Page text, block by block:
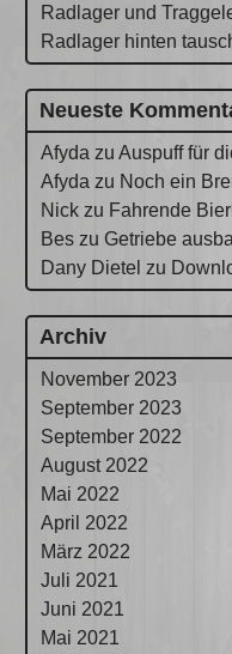
Radlager und
Radlager hinten
Neueste
Afyda zuAuspuff für
Afyda zu Noch ein
Nick zu Fahrende
Bes zuGetriebe
Dany Dietel zu
Archiv
November 2023
September 2023
September 2022
August 2022
Mai 2022
April 2022
März 2022
Juli 2021
Juni 2021
Mai 2021